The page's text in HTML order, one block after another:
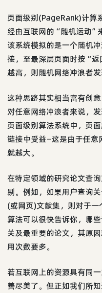
页面级别(PageRank)计算
经由互联网的“随机运动”
该系统模拟的是一个随机
接，至最深层页面时按“
越高，则随机网络冲浪者发
这种思路其实相当富有创
对任意网络冲浪者来说，
页面级别算法系统中，页
链接中受益—这是由于任意
就越大。
在特定领域的研究论文查
剔。例如，如果用户查询
(或网页)文献集，则对于
算法可以很快告诉你，哪
关及最重要的论文，其原
用次数要多。
若互联网上的资源具有同
善尽美了。但正如我们所